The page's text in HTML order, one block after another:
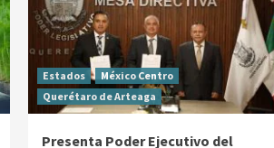
Estados
México Centro
Querétaro de Arteaga
Presenta Poder Ejecutivo del